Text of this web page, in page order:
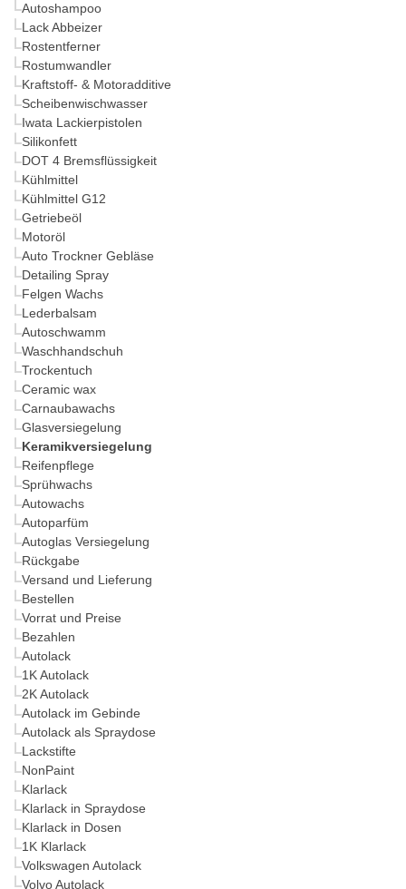
Autoshampoo
Lack Abbeizer
Rostentferner
Rostumwandler
Kraftstoff- & Motoradditive
Scheibenwischwasser
Iwata Lackierpistolen
Silikonfett
DOT 4 Bremsflüssigkeit
Kühlmittel
Kühlmittel G12
Getriebeöl
Motoröl
Auto Trockner Gebläse
Detailing Spray
Felgen Wachs
Lederbalsam
Autoschwamm
Waschhandschuh
Trockentuch
Ceramic wax
Carnaubawachs
Glasversiegelung
Keramikversiegelung
Reifenpflege
Sprühwachs
Autowachs
Autoparfüm
Autoglas Versiegelung
Rückgabe
Versand und Lieferung
Bestellen
Vorrat und Preise
Bezahlen
Autolack
1K Autolack
2K Autolack
Autolack im Gebinde
Autolack als Spraydose
Lackstifte
NonPaint
Klarlack
Klarlack in Spraydose
Klarlack in Dosen
1K Klarlack
Volkswagen Autolack
Volvo Autolack